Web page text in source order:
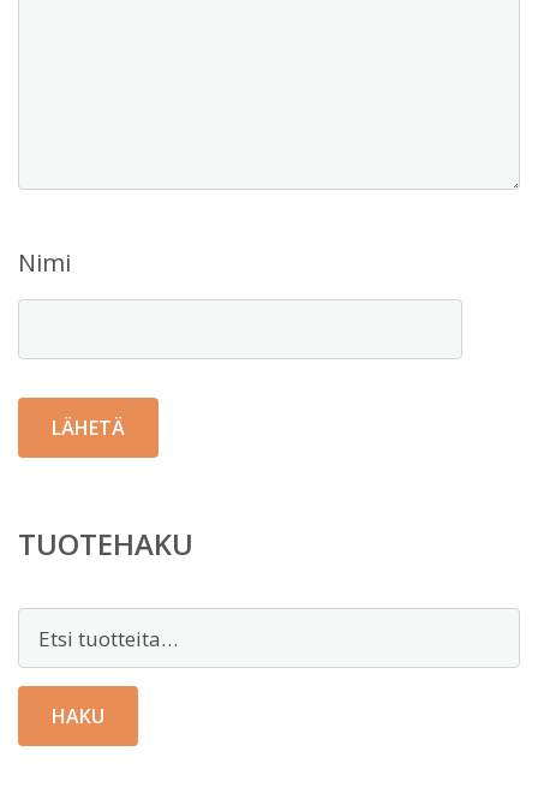
Nimi
TUOTEHAKU
HAKU